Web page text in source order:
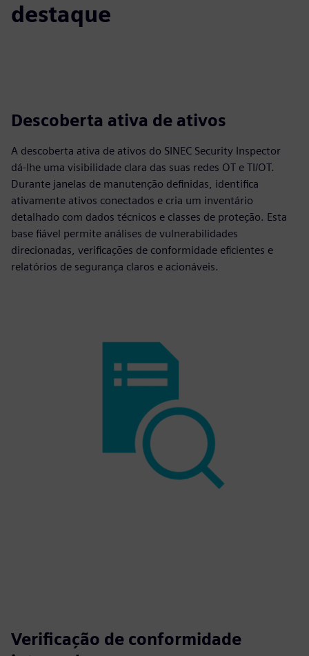
destaque
Descoberta ativa de ativos
A descoberta ativa de ativos do SINEC Security Inspector
dá-lhe uma visibilidade clara das suas redes OT e TI/OT.
Durante janelas de manutenção definidas, identifica
ativamente ativos conectados e cria um inventário
detalhado com dados técnicos e classes de proteção. Esta
base fiável permite análises de vulnerabilidades
direcionadas, verificações de conformidade eficientes e
relatórios de segurança claros e acionáveis.
Verificação de conformidade